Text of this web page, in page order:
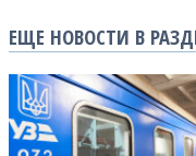
ЕЩЕ НОВОСТИ В